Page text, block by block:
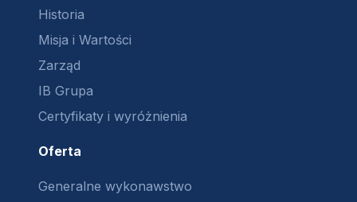
Historia
Misja i Wartości
Zarząd
IB Grupa
Certyfikaty i wyróżnienia
Oferta
Generalne wykonawstwo